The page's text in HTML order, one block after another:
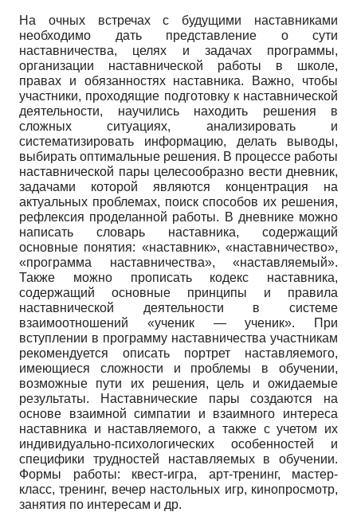
На очных встречах с будущими наставниками
необходимо дать представление о сути
наставничества, целях и задачах программы,
организации наставнической работы в школе,
правах и обязанностях наставника. Важно, чтобы
участники, проходящие подготовку к наставнической
деятельности, научились находить решения в
сложных ситуациях, анализировать и
систематизировать информацию, делать выводы,
выбирать оптимальные решения. В процессе работы
наставнической пары целесообразно вести дневник,
задачами которой являются концентрация на
актуальных проблемах, поиск способов их решения,
рефлексия проделанной работы. В дневнике можно
написать словарь наставника, содержащий
основные понятия: «наставник», «наставничество»,
«программа наставничества», «наставляемый».
Также можно прописать кодекс наставника,
содержащий основные принципы и правила
наставнической деятельности в системе
взаимоотношений «ученик — ученик». При
вступлении в программу наставничества участникам
рекомендуется описать портрет наставляемого,
имеющиеся сложности и проблемы в обучении,
возможные пути их решения, цель и ожидаемые
результаты. Наставнические пары создаются на
основе взаимной симпатии и взаимного интереса
наставника и наставляемого, а также с учетом их
индивидуально-психологических особенностей и
специфики трудностей наставляемых в обучении.
Формы работы: квест-игра, арт-тренинг, мастер-
класс, тренинг, вечер настольных игр, кинопросмотр,
занятия по интересам и др.